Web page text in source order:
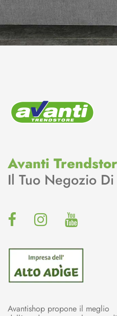
Avanti
Il Tuo Negozio
Avantishop propone il meglio